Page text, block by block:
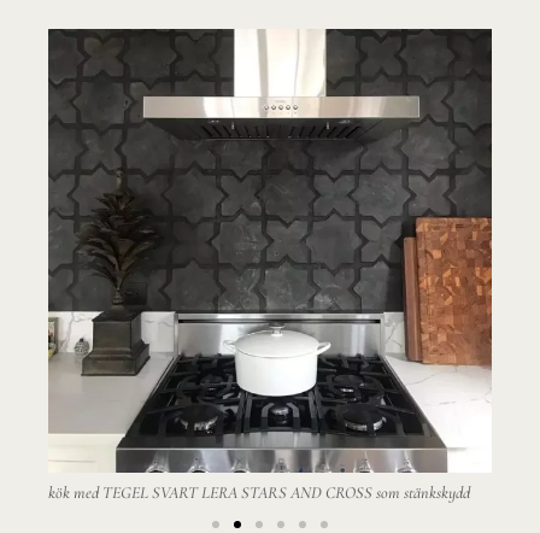
kök med TEGEL SVART LERA STARS AND CROSS som stänkskydd